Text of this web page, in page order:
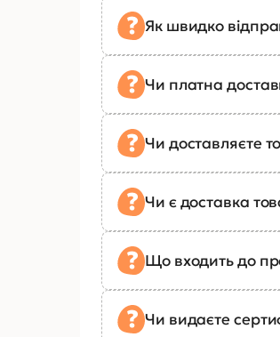
Як швидко
Чи платна
Чи доставляєте
Чи є доставка
Що входить до
Чи видаєте